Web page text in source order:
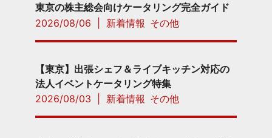
東京の株主総会向けケータリング完全ガイド
2026/08/06
新着情報 その他
【東京】出張シェフ＆ライブキッチン対応の
法人イベントケータリング特集
2026/08/03
新着情報 その他